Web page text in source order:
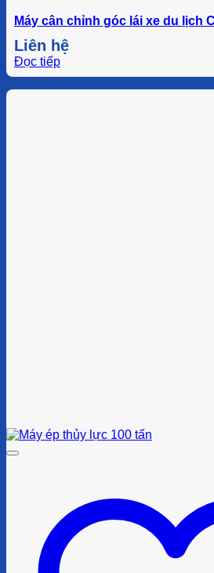
Máy cân chỉnh góc lái xe du lịch
Liên hệ
Đọc tiếp